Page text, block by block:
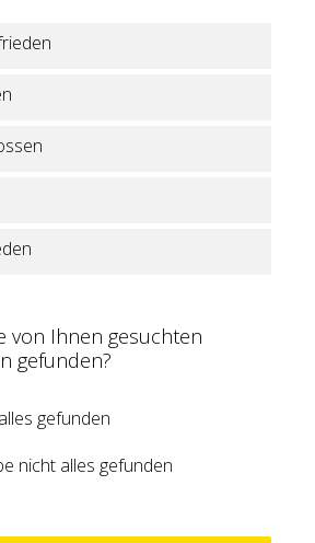
von Ihnen gesuchten
gefunden?
gefunden
nicht alles gefunden